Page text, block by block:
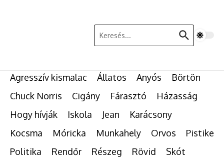
Keresés:
Agresszív kismalac Állatos Anyós
Börtön
Chuck Norris
Cigány Fárasztó
Házasság
Hogy hívják
Iskola Jean
Karácsony
Kocsma
Móricka Munkahely Orvos
Pistike
Politika
Rendőr Részeg Rövid
Skót